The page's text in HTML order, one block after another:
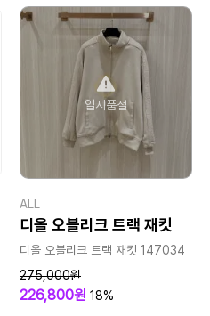
일시품절
ALL
디올 오블리크 트랙 재킷
디올 오블리크 트랙 재킷 147034
275,000원
226,800원 18%